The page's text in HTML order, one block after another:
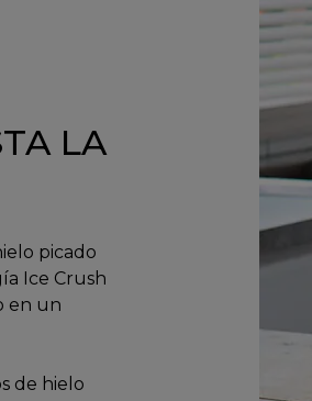
LA
picado
Ice Crush
en un
de hielo